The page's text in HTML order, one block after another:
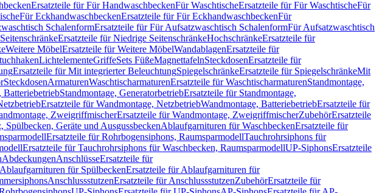
Ersatzteile für Für HandwaschbeckenFür WaschtischeErsatzteile für Für WaschtischeFür
Für EckhandwaschbeckenErsatzteile für Für EckhandwaschbeckenFür
SchalenformErsatzteile für Für Aufsatzwaschtisch SchalenformFür Aufsatzwaschtisch
Ersatzteile für Niedrige SeitenschränkeHochschränkeErsatzteile für
Weitere MöbelErsatzteile für Weitere MöbelWandablagenErsatzteile für
LichtelementeGriffeSets FüßeMagnettafelnSteckdosenErsatzteile für
Ersatzteile für Mit integrierter BeleuchtungSpiegelschränkeErsatzteile für SpiegelschränkeMit
SteckdosenArmaturenWaschtischarmaturenErsatzteile für WaschtischarmaturenStandmontage,
BatteriebetriebStandmontage, GeneratorbetriebErsatzteile für Standmontage,
Ersatzteile für Wandmontage, NetzbetriebWandmontage, BatteriebetriebErsatzteile für
ZweigriffmischerErsatzteile für Wandmontage, ZweigriffmischerZubehörErsatzteile
Spülbecken, Geräte und AusgussbeckenAblaufgarnituren für WaschbeckenErsatzteile für
Ersatzteile für Rohrbogensiphons, RaumsparmodellTauchrohrsiphons für
Ersatzteile für Tauchrohrsiphons für Waschbecken, RaumsparmodellUP-SiphonsErsatzteile
AbdeckungenAnschlüsseErsatzteile für
Ablaufgarnituren für SpülbeckenErsatzteile für Ablaufgarnituren für
AnschlussstutzenErsatzteile für AnschlussstutzenZubehörErsatzteile für